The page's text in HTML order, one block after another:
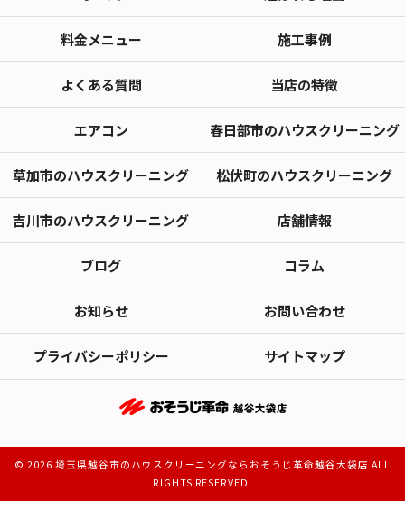
料金メニュー 施工事例
よくある質問 当店の特徴
エアコン 春日部市のハウスクリーニング
草加市のハウスクリーニング 松伏町のハウスクリーニング
吉川市のハウスクリーニング 店舗情報
ブログ コラム
お知らせ お問い合わせ
プライバシーポリシー サイトマップ
© 2026 埼玉県越谷市のハウスクリーニングならおそうじ革命越谷大袋店 ALL
RIGHTS RESERVED.